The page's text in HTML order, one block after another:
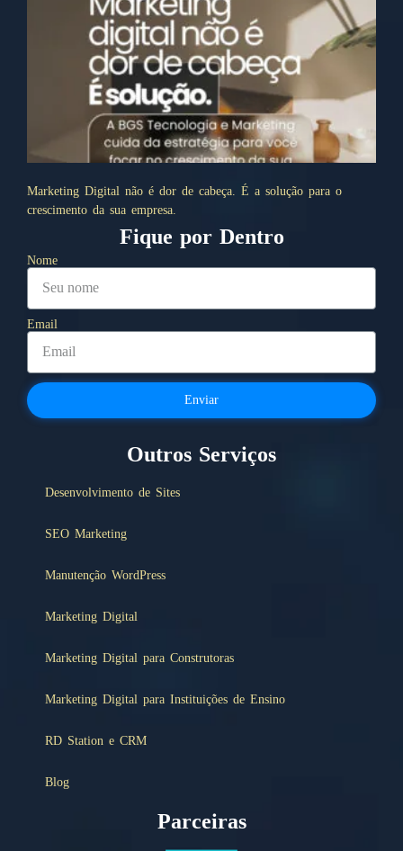
Marketing Digital não é dor de cabeça. É a solução para o
crescimento da sua empresa.
Fique por Dentro
Nome
Email
Enviar
Outros Serviços
Desenvolvimento de Sites
SEO Marketing
Manutenção WordPress
Marketing Digital
Marketing Digital para Construtoras
Marketing Digital para Instituições de Ensino
RD Station e CRM
Blog
Parceiras